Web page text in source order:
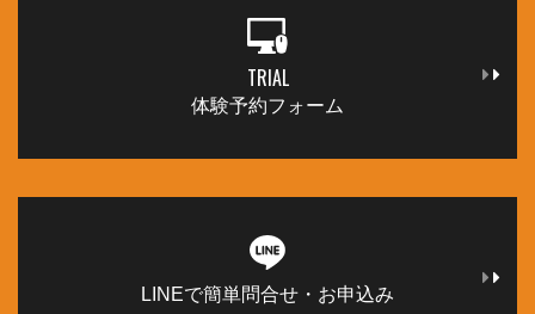
TRIAL
体験予約フォーム
LINEで簡単問合せ・お申込み